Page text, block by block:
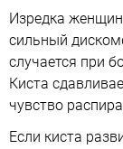
Изредка
сильный
случается при
Киста
чувство
Если киста